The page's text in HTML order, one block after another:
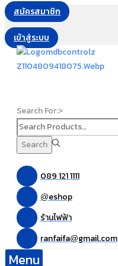
สมัครสมาชิก
เข้าสู่ระบบ
Search For:>
Search
089 121 1111
@eshop
ร้านไฟฟ้า
ranfaifa@gmail.com
Menu